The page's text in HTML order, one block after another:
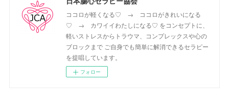
ココロが軽くなる♡ → ココロがきれいになる
♡ → カワイイわたしになる♡ をコンセプトに、
軽いストレスからトラウマ、コンプレックスや心の
ブロックまで ご自身でも簡単に解消できるセラピー
を提唱しています。
フォロー